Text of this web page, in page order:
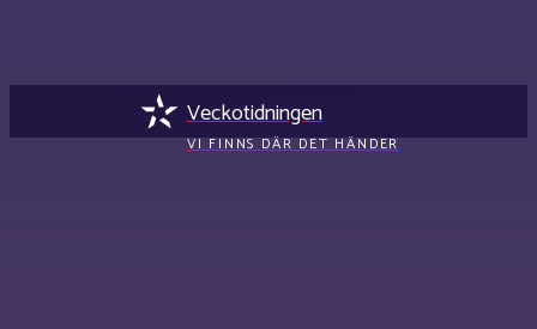
Veckotidningen
VI FINNS DÄR DET HÄNDER